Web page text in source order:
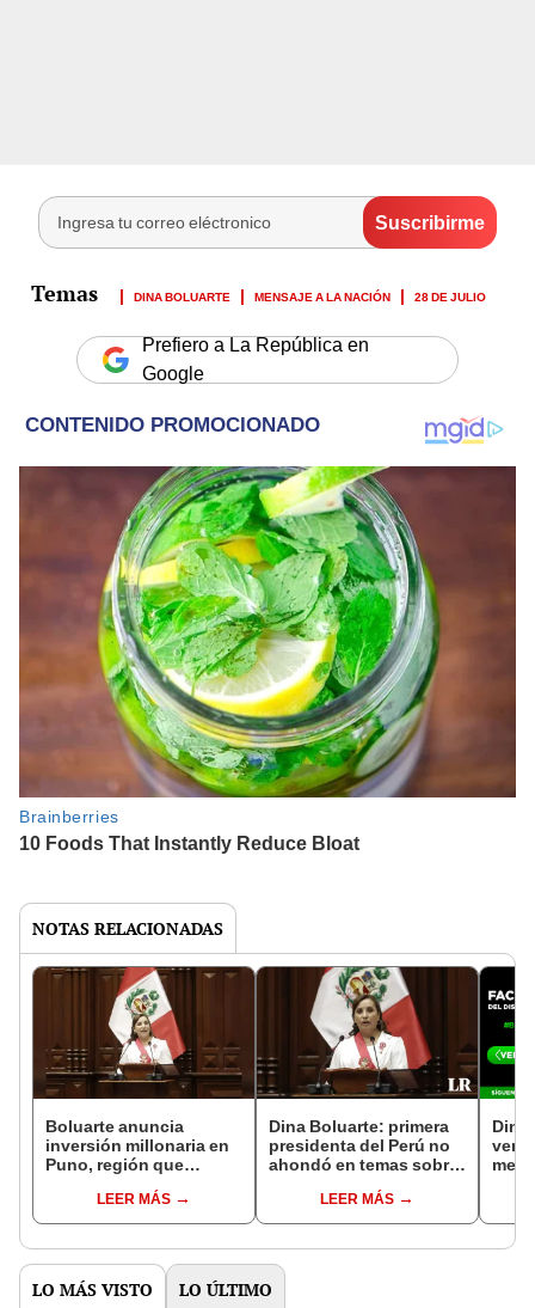
DINA BOLUARTE MENSAJE A LA NACIÓN 28 DE JULIO
Prefiero a La República en
Google
NOTAS RELACIONADAS
Boluarte anuncia
inversión millonaria en
Puno, región que
pidiendo su renuncia
LEER MÁS
Dina Boluarte: primera
presidenta del Perú no
ahondó en temas sobre
LEER MÁS
Dina
LO MÁS VISTO LO ÚLTIMO